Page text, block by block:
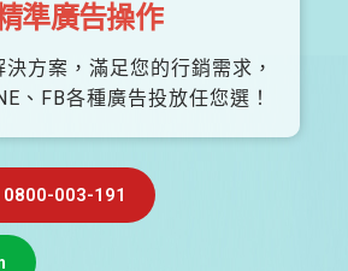
準廣告操作
方案，滿足您的行銷需求，
、FB各種廣告投放任您選！
0800-003-191